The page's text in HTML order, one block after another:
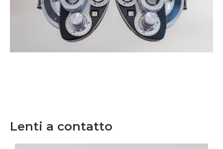
Lenti a contatto